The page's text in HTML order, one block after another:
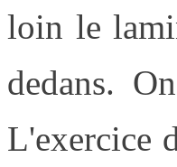
loin le
dedans.
L'exercice